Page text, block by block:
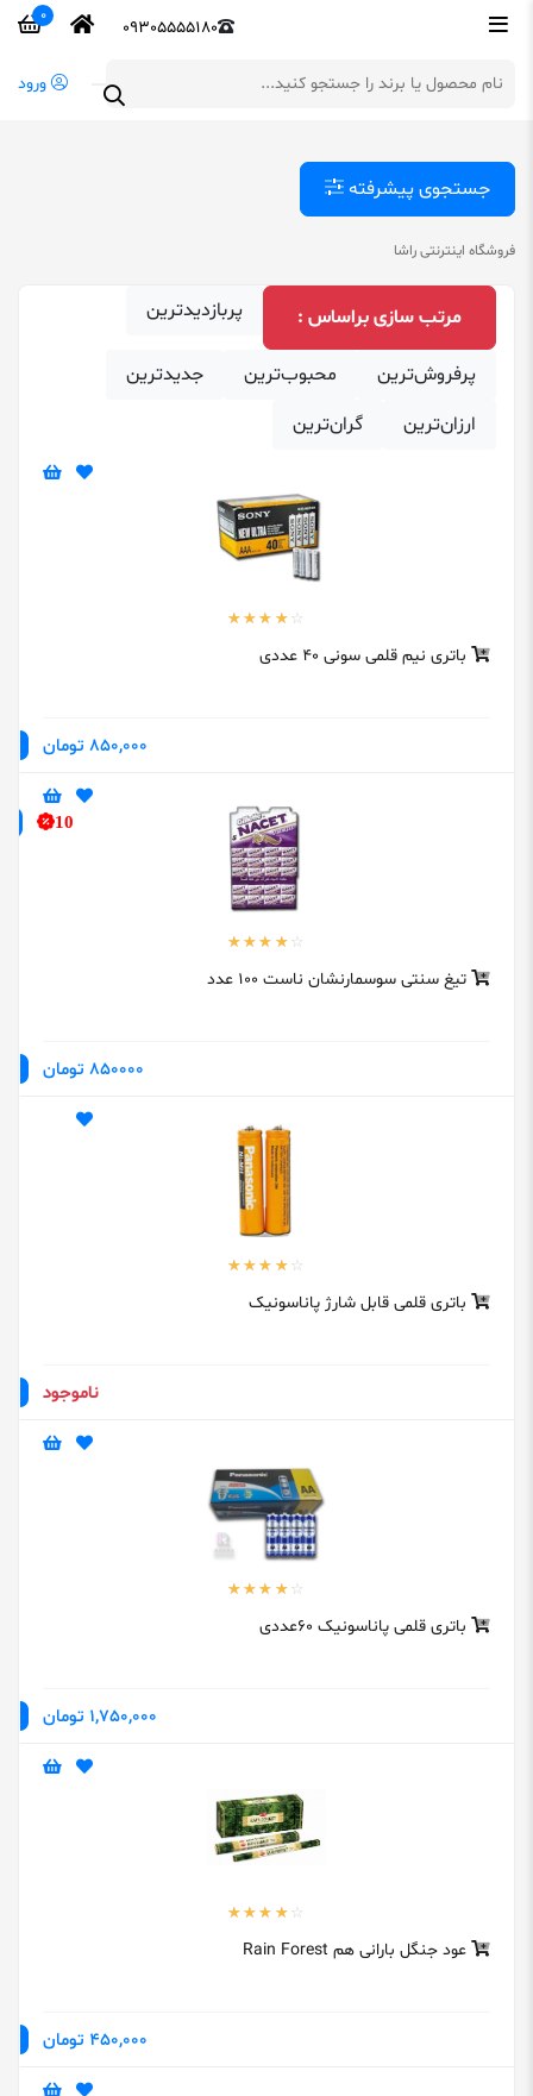
09305555180
0
ورود
جستجوی پیشرفته
فروشگاه اینترنتی راشا
مرتب‌ سازی براساس : پربازدیدترین
پرفروش‌ترین محبوب‌ترین
‌جدیدترین
ارزان‌ترین
گران‌ترین
باتری نیم قلمی سونی 40 عددی
850,000 تومان
10
تیغ سنتی سوسمارنشان ناست 100 عدد
850000 تومان
باتری قلمی قابل شارژ پاناسونیک
ناموجود
باتری قلمی پاناسونیک 60عددی
1,750,000 تومان
عود جنگل بارانی هم Rain Forest
450,000 تومان